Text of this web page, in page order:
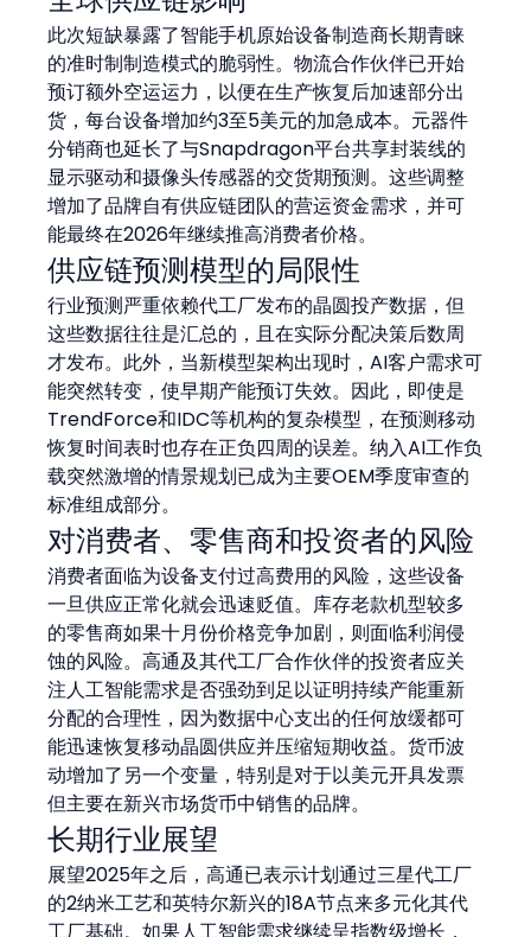
此次短缺暴露了智能手机原始设备制造商长期青睐
的准时制制造模式的脆弱性。物流合作伙伴已开始
预订额外空运运力，以便在生产恢复后加速部分出
货，每台设备增加约3至5美元的加急成本。元器件
分销商也延长了与Snapdragon平台共享封装线的
显示驱动和摄像头传感器的交货期预测。这些调整
增加了品牌自有供应链团队的营运资金需求，并可
能最终在2026年继续推高消费者价格。
供应链预测模型的局限性
行业预测严重依赖代工厂发布的晶圆投产数据，但
这些数据往往是汇总的，且在实际分配决策后数周
才发布。此外，当新模型架构出现时，AI客户需求可
能突然转变，使早期产能预订失效。因此，即使是
TrendForce和IDC等机构的复杂模型，在预测移动
恢复时间表时也存在正负四周的误差。纳入AI工作负
载突然激增的情景规划已成为主要OEM季度审查的
标准组成部分。
对消费者、零售商和投资者的风险
消费者面临为设备支付过高费用的风险，这些设备
一旦供应正常化就会迅速贬值。库存老款机型较多
的零售商如果十月份价格竞争加剧，则面临利润侵
蚀的风险。高通及其代工厂合作伙伴的投资者应关
注人工智能需求是否强劲到足以证明持续产能重新
分配的合理性，因为数据中心支出的任何放缓都可
能迅速恢复移动晶圆供应并压缩短期收益。货币波
动增加了另一个变量，特别是对于以美元开具发票
但主要在新兴市场货币中销售的品牌。
长期行业展望
展望2025年之后，高通已表示计划通过三星代工厂
的2纳米工艺和英特尔新兴的18A节点来多元化其代
工厂基础。如果人工智能需求继续呈指数级增长，